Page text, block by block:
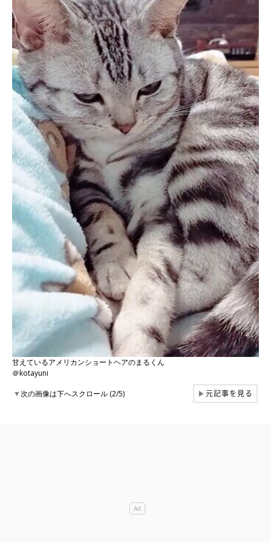
甘えているアメリカンショートヘアのまるくん
＠kotayuni
▼次の画像は下へスクロール (2/5) ▶元記事を見る